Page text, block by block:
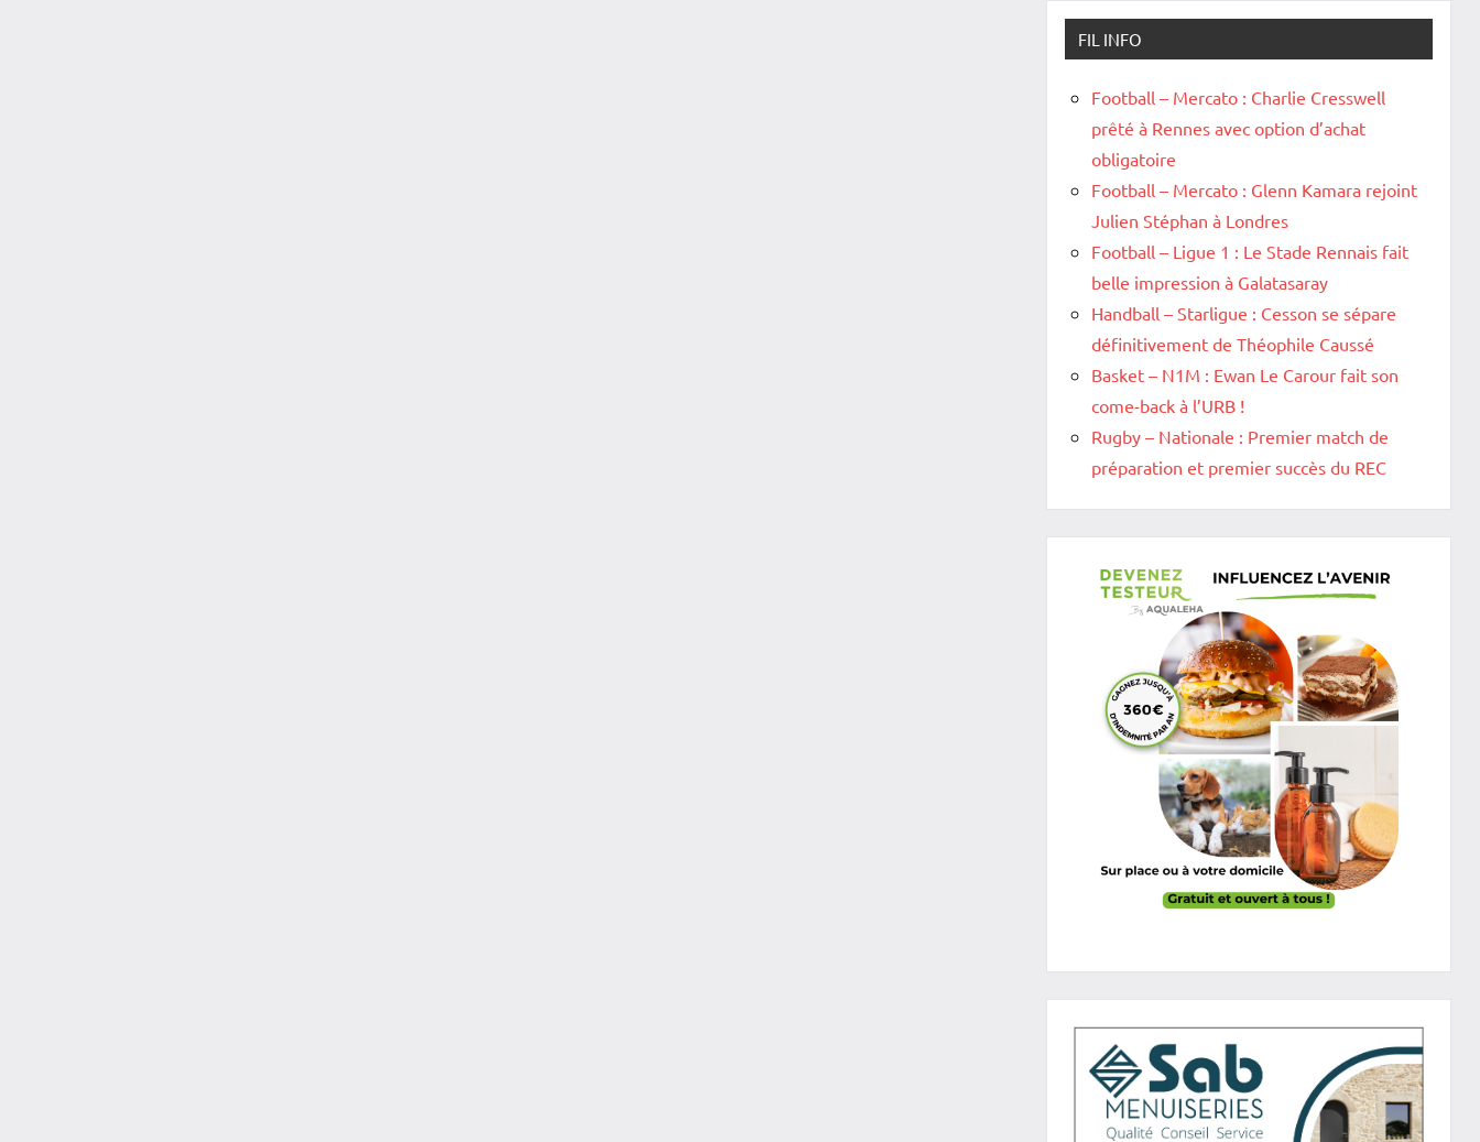
FIL INFO
Football – Mercato : Charlie Cresswell
prêté à Rennes avec option d’achat
obligatoire
Football – Mercato : Glenn Kamara rejoint
Julien Stéphan à Londres
Football – Ligue 1 : Le Stade Rennais fait
belle impression à Galatasaray
Handball – Starligue : Cesson se sépare
définitivement de Théophile Caussé
Basket – N1M : Ewan Le Carour fait son
come-back à l’URB !
Rugby – Nationale : Premier match de
préparation et premier succès du REC